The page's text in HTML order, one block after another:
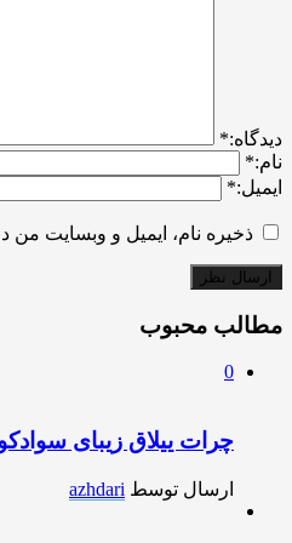
ديدگاه:*
نام:*
ایمیل:*
ذخیره نام، ایمیل و وبسایت من
مطالب محبوب
0
چرات ییلاق زیبای
ارسال توسط azhdari